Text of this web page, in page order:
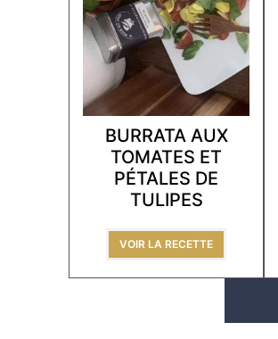
BURRATA AUX
TOMATES ET
PÉTALES DE
TULIPES
VOIR LA RECETTE